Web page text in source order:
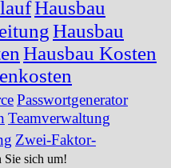
Hausbau
Hausbau
Hausbau Kosten
Passwortgenerator
Teamverwaltung
Zwei-Faktor-
Sie sich um!